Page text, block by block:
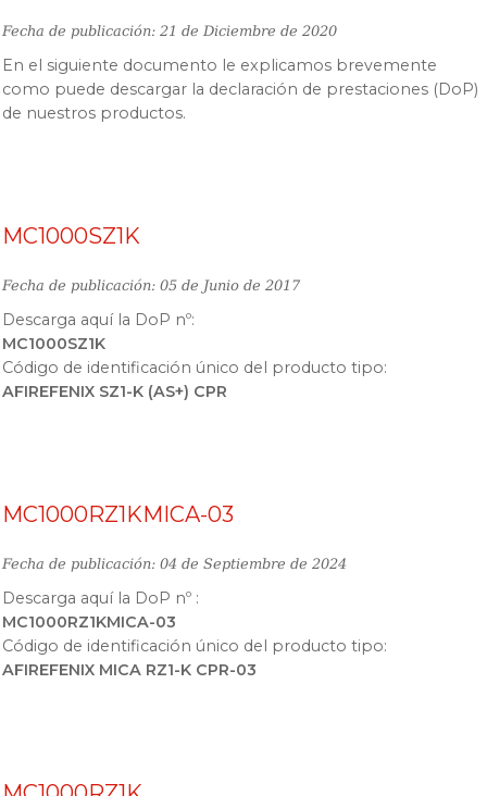
Fecha de publicación: 21 de Diciembre de 2020
En el siguiente documento le explicamos brevemente
como puede descargar la declaración de prestaciones (DoP)
de nuestros productos.
MC1000SZ1K
Fecha de publicación: 05 de Junio de 2017
Descarga aquí la DoP nº:
MC1000SZ1K
Código de identificación único del producto tipo:
AFIREFENIX SZ1-K (AS+) CPR
MC1000RZ1KMICA-03
Fecha de publicación: 04 de Septiembre de 2024
Descarga aquí la DoP nº :
MC1000RZ1KMICA-03
Código de identificación único del producto tipo:
AFIREFENIX MICA RZ1-K CPR-03